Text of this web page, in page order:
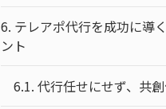
6. テレアポ代行を成功に導
ント
6.1. 代行任せにせず、共